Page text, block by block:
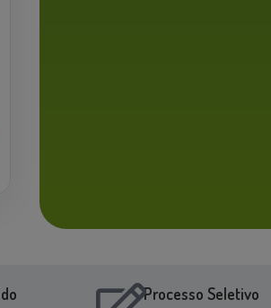
Processo Seletivo